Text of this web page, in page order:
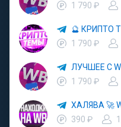
1 790 ₽
1 790 ₽
1 790 ₽
390 ₽